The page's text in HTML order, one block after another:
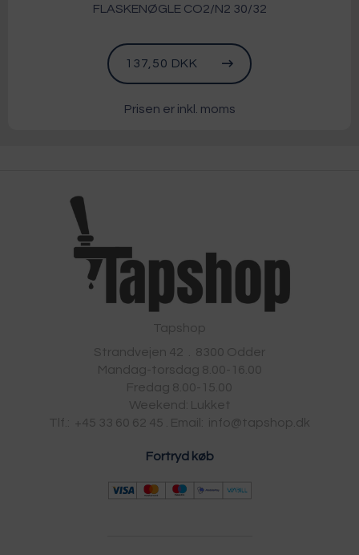
FLASKENØGLE CO2/N2 30/32
137,50 DKK
Prisen er inkl. moms
Tapshop
Strandvejen 42 . 8300 Odder
Mandag-torsdag 8.00-16.00
Fredag 8.00-15.00
Weekend: Lukket
Tlf.: +45 33 60 62 45 . Email: info@tapshop.dk
Fortryd køb